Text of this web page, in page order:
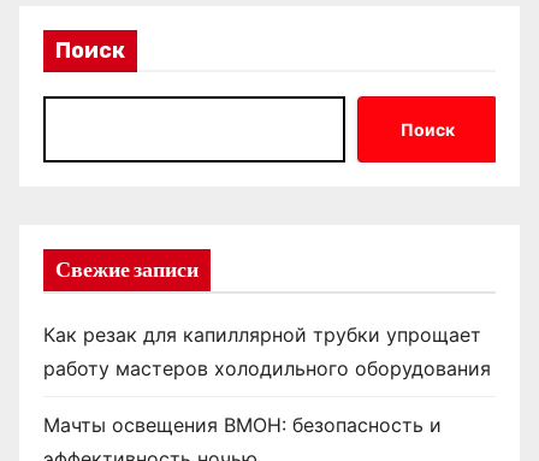
Поиск
Поиск
Свежие записи
Как резак для капиллярной трубки упрощает
работу мастеров холодильного оборудования
Мачты освещения ВМОН: безопасность и